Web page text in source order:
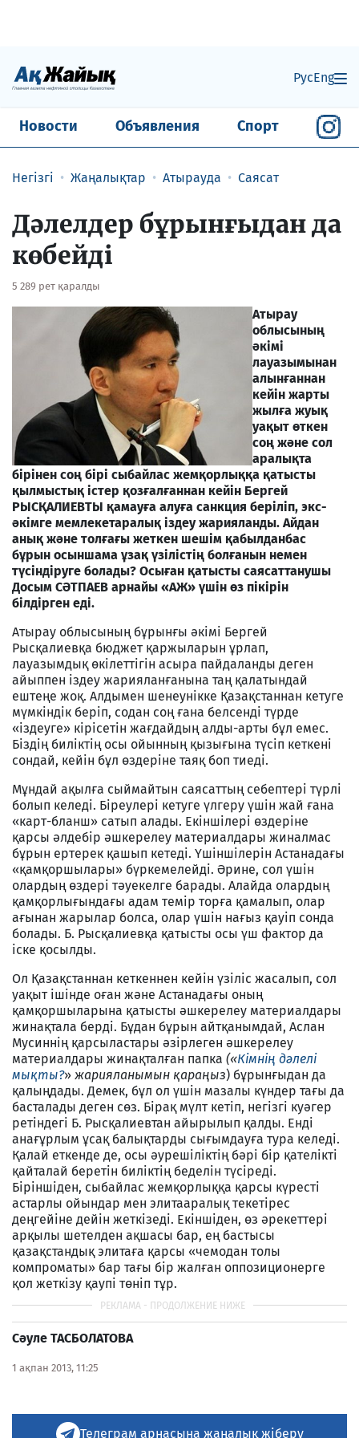
РусEng
Новости Объявления Спорт
Негізгі Жаңалықтар Атырауда Саясат
Дәлелдер бұрынғыдан да
көбейді
5 289 рет қаралды
Атырау
облысының
әкімі
лауазымынан
алынғаннан
кейін жарты
жылға жуық
уақыт өткен
соң және сол
аралықта
бірінен соң бірі сыбайлас жемқорлыққа қатысты
қылмыстық істер қозғалғаннан кейін Бергей
РЫСҚАЛИЕВТЫ қамауға алуға санкция беріліп, экс-
әкімге мемлекетаралық іздеу жарияланды. Айдан
анық және толғағы жеткен шешім қабылданбас
бұрын осыншама ұзақ үзілістің болғанын немен
түсіндіруге болады? Осыған қатысты саясаттанушы
Досым СӘТПАЕВ арнайы «АЖ» үшін өз пікірін
білдірген еді.
Атырау облысының бұрынғы әкімі Бергей
Рысқалиевқа бюджет қаржыларын ұрлап,
лауазымдық өкілеттігін асыра пайдаланды деген
айыппен іздеу жарияланғанына таң қалатындай
ештеңе жоқ. Алдымен шенеунікке Қазақстаннан кетуге
мүмкіндік беріп, содан соң ғана белсенді түрде
«іздеуге» кірісетін жағдайдың алды-арты бұл емес.
Біздің биліктің осы ойынның қызығына түсіп кеткені
сондай, кейін бұл өздеріне таяқ боп тиеді.
Мұндай ақылға сыймайтын саясаттың себептері түрлі
болып келеді. Біреулері кетуге үлгеру үшін жай ғана
«карт-бланш» сатып алады. Екіншілері өздеріне
қарсы әлдебір әшкерелеу материалдары жиналмас
бұрын ертерек қашып кетеді. Үшіншілерін Астанадағы
«қамқоршылары» бүркемелейді. Әрине, сол үшін
олардың өздері тәуекелге барады. Алайда олардың
қамқорлығындағы адам темір торға қамалып, олар
ағынан жарылар болса, олар үшін нағыз қауіп сонда
болады. Б. Рысқалиевқа қатысты осы үш фактор да
іске қосылды.
Ол Қазақстаннан кеткеннен кейін үзіліс жасалып, сол
уақыт ішінде оған және Астанадағы оның
қамқоршыларына қатысты әшкерелеу материалдары
жинақтала берді. Бұдан бұрын айтқанымдай, Аслан
Мусиннің қарсыластары әзірлеген әшкерелеу
материалдары жинақталған папка («Кімнің дәлелі
мықты?» жарияланымын қараңыз) бұрынғыдан да
қалыңдады. Демек, бұл ол үшін мазалы күндер тағы да
басталады деген сөз. Бірақ мүлт кетіп, негізгі куәгер
ретіндегі Б. Рысқалиевтан айырылып қалды. Енді
анағұрлым ұсақ балықтарды сығымдауға тура келеді.
Қалай еткенде де, осы әурешіліктің бәрі бір қателікті
қайталай беретін биліктің беделін түсіреді.
Біріншіден, сыбайлас жемқорлыққа қарсы күресті
астарлы ойындар мен элитааралық текетірес
деңгейіне дейін жеткізеді. Екіншіден, өз әрекеттері
арқылы шетелден ақшасы бар, ең бастысы
қазақстандық элитаға қарсы «чемодан толы
компроматы» бар тағы бір жалған оппозиционерге
қол жеткізу қаупі төніп тұр.
Сәуле ТАСБОЛАТОВА
1 ақпан 2013, 11:25
Телеграм арнасына жаңалық жіберу